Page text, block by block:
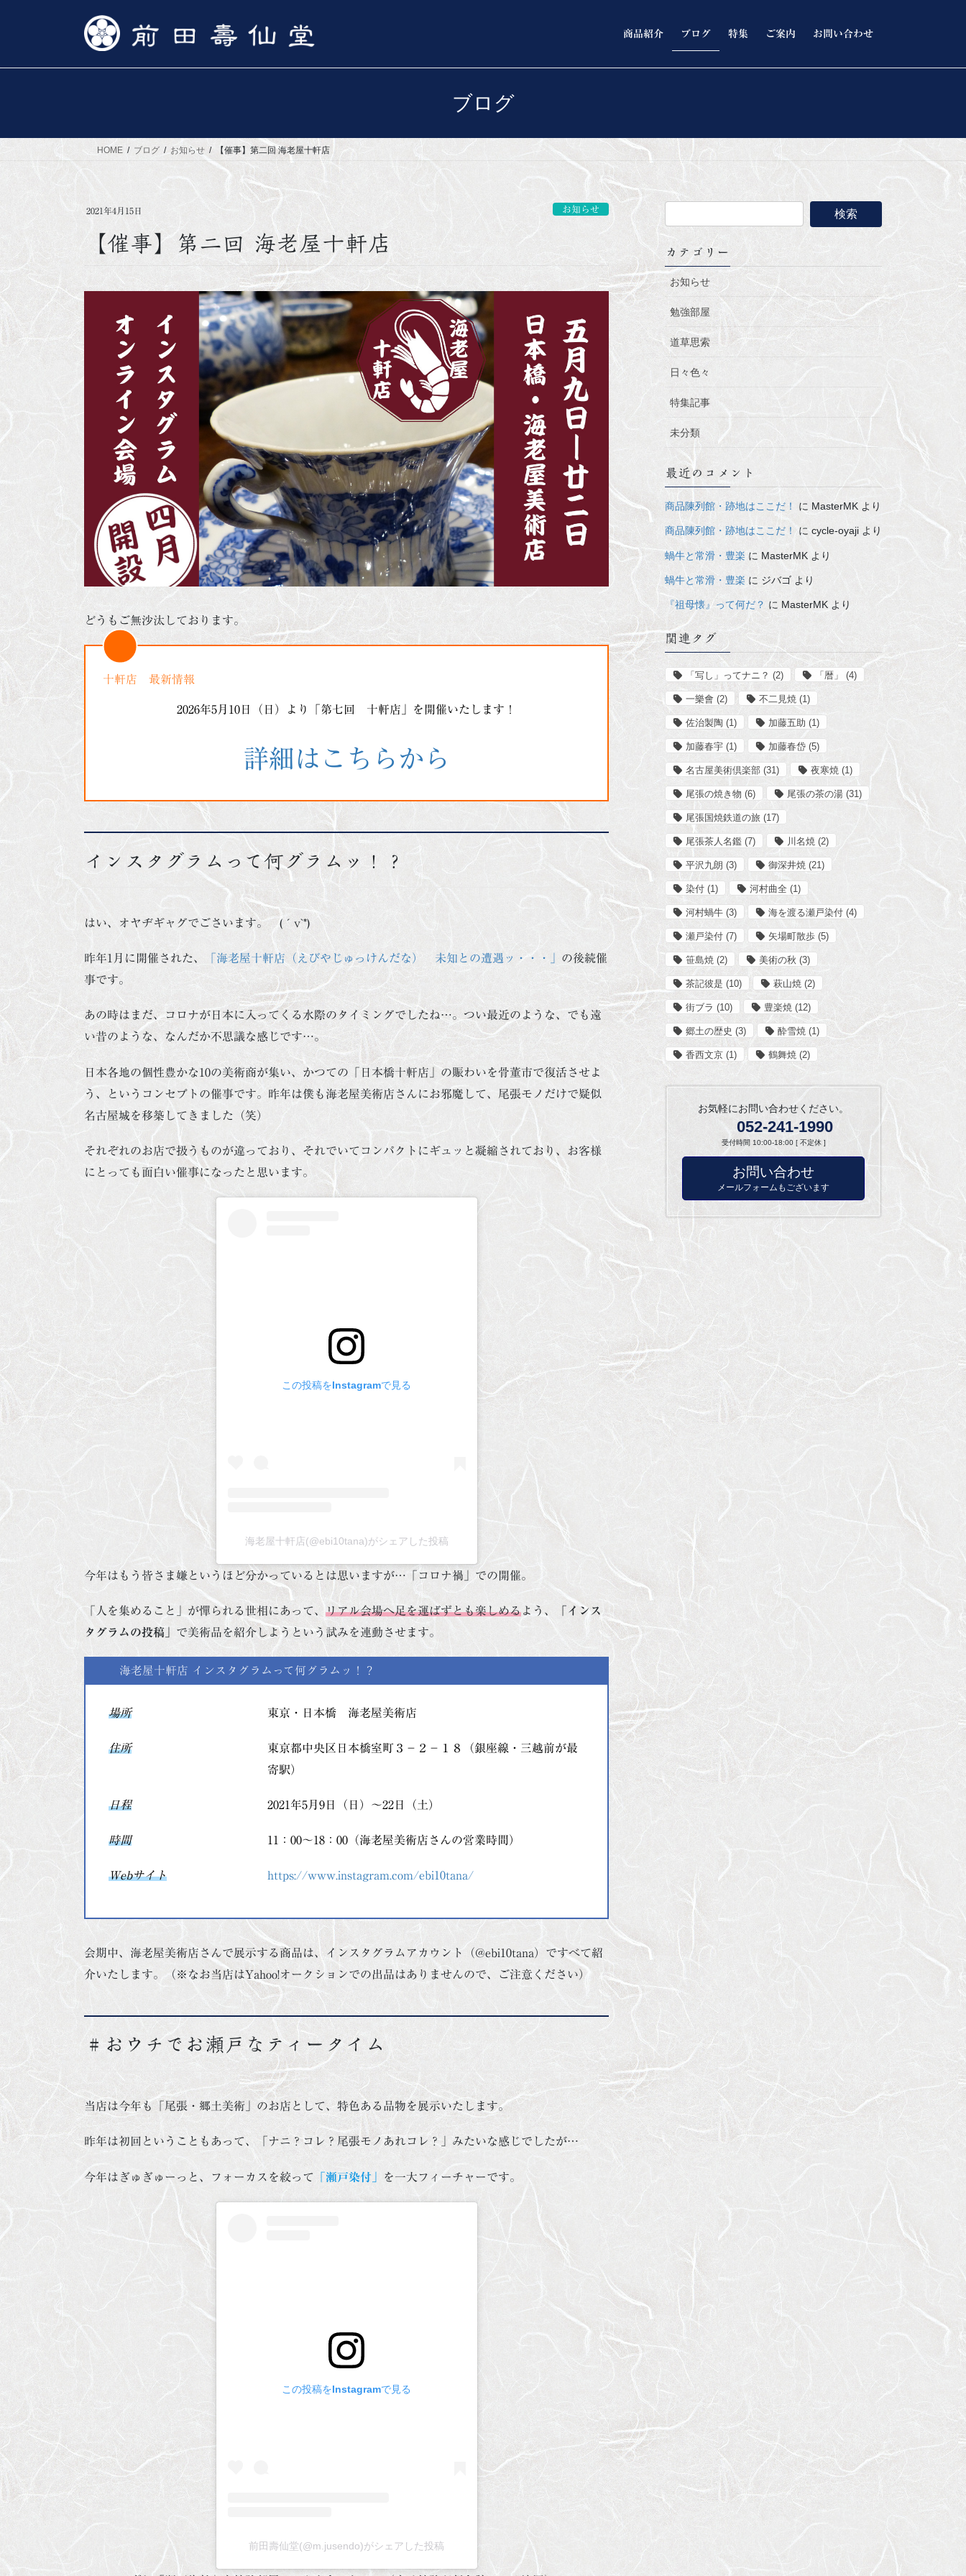
ッ
プ
移
動
商品紹介 ブログ 特集 ご案内 お問い合わせ
ブログ
HOME ブログ お知らせ 【催事】第二回 海老屋十軒店
2021年4月15日 お知らせ
【催事】第二回 海老屋十軒店
どうもご無沙汰しております。
十軒店 最新情報
2026年5月10日（日）より「第七回 十軒店」を開催いたします！
詳細はこちらから
インスタグラムって何グラムッ！？
はい、オヤヂギャグでごさいます。 (´v`*)
昨年1月に開催された、 「海老屋十軒店（えびやじゅっけんだな） 未知との遭遇ッ・・・」 の後続催
事です。
あの時はまだ、コロナが日本に入ってくる水際のタイミングでしたね…。つい最近のような、でも遠
い昔のような、なんだか不思議な感じです…。
日本各地の個性豊かな10の美術商が集い、かつての「日本橋十軒店」の賑わいを骨董市で復活させよ
う、というコンセプトの催事です。昨年は僕も海老屋美術店さんにお邪魔して、尾張モノだけで疑似
名古屋城を移築してきました（笑）
それぞれのお店で扱うものが違っており、それでいてコンパクトにギュッと凝縮されており、お客様
にとっても面白い催事になったと思います。
この投稿をInstagramで見る
海老屋十軒店(@ebi10tana)がシェアした投稿
今年はもう皆さま嫌というほど分かっているとは思いますが…「コロナ禍」での開催。
「人を集めること」が憚られる世相にあって、 リアル会場へ足を運ばずとも楽しめるよう、
「インス
タグラムの投稿」 で美術品を紹介しようという試みを連動させます。
海老屋十軒店 インスタグラムって何グラムッ！？
場所 東京・日本橋 海老屋美術店
住所
東京都中央区日本橋室町３−２−１８（銀座線・三越前が最
寄駅）
日程 2021年5月9日（日）～22日（土）
時間 11：00～18：00（海老屋美術店さんの営業時間）
Webサイト https://www.instagram.com/ebi10tana/
会期中、海老屋美術店さんで展示する商品は、インスタグラムアカウント（@ebi10tana）ですべて紹
介いたします。（※なお当店はYahoo!オークションでの出品はありませんので、ご注意ください）
＃おウチでお瀬戸なティータイム
当店は今年も「尾張・郷土美術」のお店として、特色ある品物を展示いたします。
昨年は初回ということもあって、「ナニ？コレ？尾張モノあれコレ？」みたいな感じでしたが…
今年はぎゅぎゅーっと、フォーカスを絞って 「瀬戸染付」 を一大フィーチャーです。
この投稿をInstagramで見る
前田壽仙堂(@m.jusendo)がシェアした投稿
カテゴリー
お知らせ
勉強部屋
道草思索
日々色々
特集記事
未分類
最近のコメント
商品陳列館・跡地はここだ！ に MasterMK より
商品陳列館・跡地はここだ！にcycle-oyaji より
蝸牛と常滑・豊楽 に MasterMK より
蝸牛と常滑・豊楽 に ジバゴ より
『祖母懐』って何だ？ に MasterMK より
関連タグ
「写し」ってナニ？ (2) 「暦」 (4)
一樂會 (2) 不二見焼 (1)
佐治製陶 (1) 加藤五助 (1)
加藤春宇 (1) 加藤春岱 (5)
名古屋美術倶楽部 (31) 夜寒焼 (1)
尾張の焼き物 (6) 尾張の茶の湯 (31)
尾張国焼鉄道の旅 (17)
尾張茶人名鑑 (7) 川名焼 (2)
平沢九朗 (3) 御深井焼 (21)
染付 (1) 河村曲全 (1)
河村蝸牛 (3) 海を渡る瀬戸染付 (4)
瀬戸染付 (7) 矢場町散歩 (5)
笹島焼 (2) 美術の秋 (3)
茶記彼是 (10) 萩山焼 (2)
街ブラ (10) 豊楽焼 (12)
郷土の歴史 (3) 酔雪焼 (1)
香西文京 (1) 鶴舞焼 (2)
お気軽にお問い合わせください。
052-241-1990
受付時間 10:00-18:00 [ 不定休 ]
お問い合わせ
メールフォームもございます